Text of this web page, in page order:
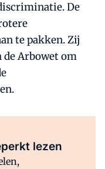
De
te pakken. Zij
de Arbowet om
lezen